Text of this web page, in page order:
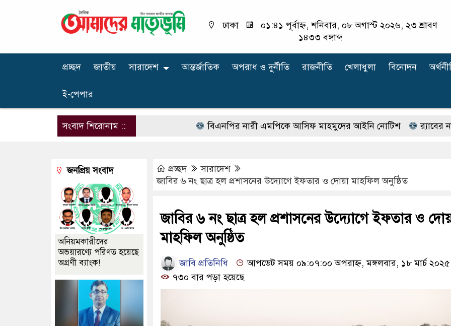
ঢাকা
০১:৪১ পূর্বাহ্ন, শনিবার, ০৮ অগাস্ট ২০২৬, ২৩ শ্রাবণ
১৪৩৩ বঙ্গাব্দ
প্রচ্ছদ জাতীয় সারাদেশ আন্তর্জাতিক অপরাধ ‍ও দুর্নীতি রাজনীতি খেলাধুলা বিনোদন
ই-পেপার
সংবাদ শিরোনাম :: বিএনপির নারী এমপিকে আসিফ মাহমুদের আইনি নোটিশ র‍্যাবের নাম
প্রচ্ছদ
সারাদেশ
জাবির ৬ নং ছাত্র হল প্রশাসনের উদ্যোগে ইফতার ও দোয়া মাহফিল অনুষ্ঠিত
জাবির ৬ নং ছাত্র হল প্রশাসনের উদ্যোগে ইফতার ও
মাহফিল অনুষ্ঠিত
জাবি প্রতিনিধি
আপডেট সময় ০৯:০৭:০০ অপরাহ্ন, মঙ্গলবার, ১৮ মার্চ ২০২৫
৭৩০ বার পড়া হয়েছে
জনপ্রিয় সংবাদ
অনিয়মকারীদের
অভয়ারণ্যে পরিণত হয়েছে
অগ্রণী ব্যাংক!